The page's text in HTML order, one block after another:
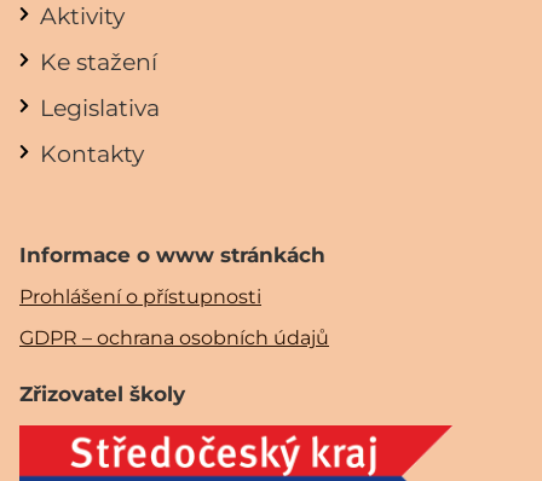
Aktivity
Ke stažení
Legislativa
Kontakty
Informace o www stránkách
Prohlášení o přístupnosti
GDPR – ochrana osobních údajů
Zřizovatel školy